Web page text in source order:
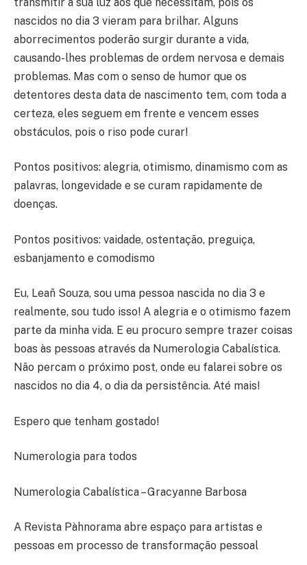
nascidos no dia 3 vieram para brilhar. Alguns
aborrecimentos poderão surgir durante a vida,
causando-lhes problemas de ordem nervosa e demais
problemas. Mas com o senso de humor que os
detentores desta data de nascimento tem, com toda a
certeza, eles seguem em frente e vencem esses
obstáculos, pois o riso pode curar!
Pontos positivos: alegria, otimismo, dinamismo com as
palavras, longevidade e se curam rapidamente de
doenças.
Pontos positivos: vaidade, ostentação, preguiça,
esbanjamento e comodismo
Eu, Leañ Souza, sou uma pessoa nascida no dia 3 e
realmente, sou tudo isso! A alegria e o otimismo fazem
parte da minha vida. E eu procuro sempre trazer coisas
boas às pessoas através da Numerologia Cabalística.
Não percam o próximo post, onde eu falarei sobre os
nascidos no dia 4, o dia da persistência. Até mais!
Espero que tenham gostado!
Numerologia para todos
Numerologia Cabalística – Gracyanne Barbosa
A Revista Pàhnorama abre espaço para artistas e
pessoas em processo de transformação pessoal